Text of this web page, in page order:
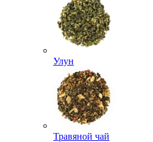
Улун
Травяной чай